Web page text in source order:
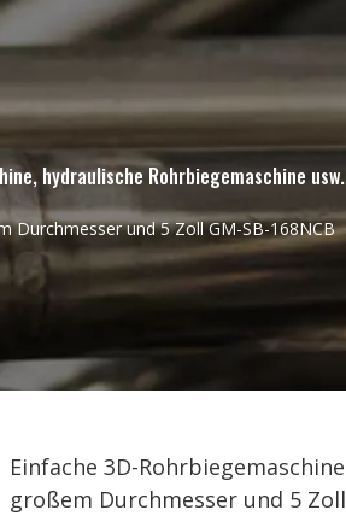
hydraulische Rohrbiegemaschine usw.
Durchmesser und 5 Zoll GM-SB-168NCB
Einfache 3D-
großem Durchmesser und 5 Zoll